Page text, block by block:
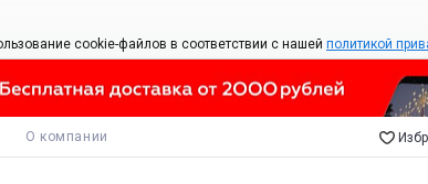
cookie-файлов в соответствии с нашей политикой
О компании